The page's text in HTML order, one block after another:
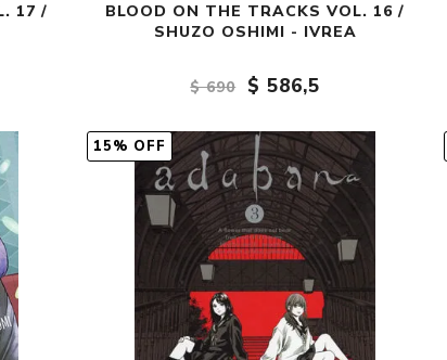
17 /
BLOOD ON THE TRACKS VOL. 16 /
SHUZO OSHIMI - IVREA
$ 690 $ 586,5
15% OFF